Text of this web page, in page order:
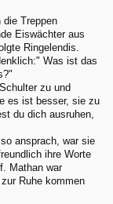
die Treppen
Eiswächter aus
Ringelendis.
Was ist das
zu und
es ist besser, sie zu
du dich ausruhen,
ansprach, war sie
ihre Worte
Mathan war
Ruhe kommen